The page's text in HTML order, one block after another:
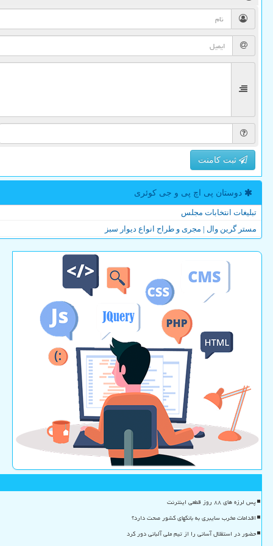
ثبت کامنت
دوستان پی اچ پی و جی كوئری
تبلیغات انتخابات مجلس
مستر گرین وال | مجری و طراح انواع دیوار سبز
پس لرزه های ۸۸ روز قطعی اینترنت
اقدامات مخرب سایبری به بانکهای کشور صحت دارد؟
حضور در استقلال آسانی را از تیم ملی آلبانی دور کرد